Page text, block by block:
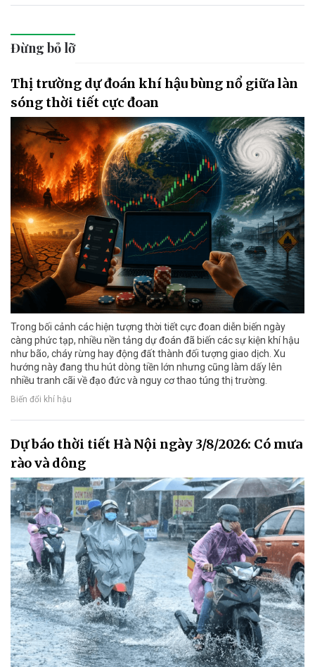
Đừng bỏ lỡ
Thị trường dự đoán khí hậu bùng nổ giữa làn
sóng thời tiết cực đoan
Trong bối cảnh các hiện tượng thời tiết cực đoan diễn biến ngày
càng phức tạp, nhiều nền tảng dự đoán đã biến các sự kiện khí hậu
như bão, cháy rừng hay động đất thành đối tượng giao dịch. Xu
hướng này đang thu hút dòng tiền lớn nhưng cũng làm dấy lên
nhiều tranh cãi về đạo đức và nguy cơ thao túng thị trường.
Biến đổi khí hậu
Dự báo thời tiết Hà Nội ngày 3/8/2026: Có mưa
rào và dông